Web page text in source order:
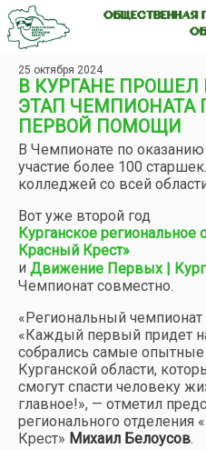
ОБЩЕСТВЕННАЯ
25 октября 2024
В КУРГАНЕ
ЭТАП ЧЕМПИОНАТА
ПЕРВОЙ ПОМОЩИ
В Чемпионате по
участие более 100
колледжей со всей
Вот уже второй год
Курганское региональное
Красный Крест»
и Движение Первых |
Чемпионат совместно.
«Региональный
«Каждый первый придет
собрались самые опытные
Курганской области,
смогут спасти человеку
главное!», — отметил
регионального отделения
Крест» Михаил Белоусов.